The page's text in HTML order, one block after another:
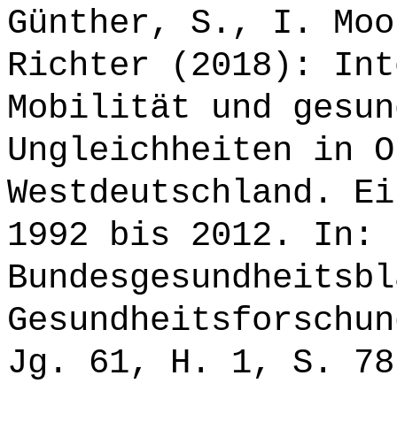
Günther, S., I.
Richter (2018):
Mobilität und
Ungleichheiten in
Westdeutschland.
1992 bis 2012. In:
Jg. 61, H. 1, S.